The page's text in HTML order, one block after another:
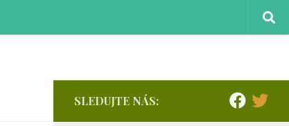
SLEDUJTE NÁS: